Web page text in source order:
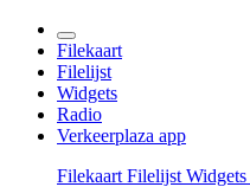
Filekaart
Filelijst
Widgets
Radio
Verkeerplaza app
Filekaart Filelijst Widgets